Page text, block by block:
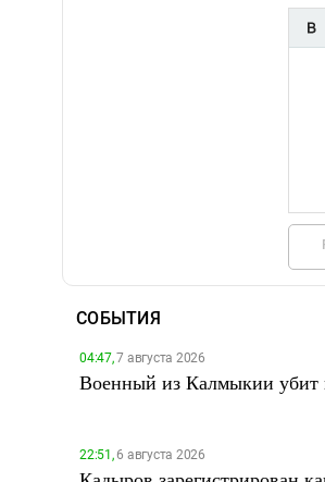
СОБЫТИЯ
04:47,7 августа 2026
Военный из Калмыкии убит
22:51,6 августа 2026